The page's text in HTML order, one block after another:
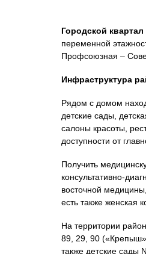
Городской квартал
переменной
Профсоюзная –
Инфраструктура
Рядом с домом
детские сады,
салоны красоты,
доступности от
Получить
консультативно-
восточной
есть также женская
На территории
89, 29, 90
также детские